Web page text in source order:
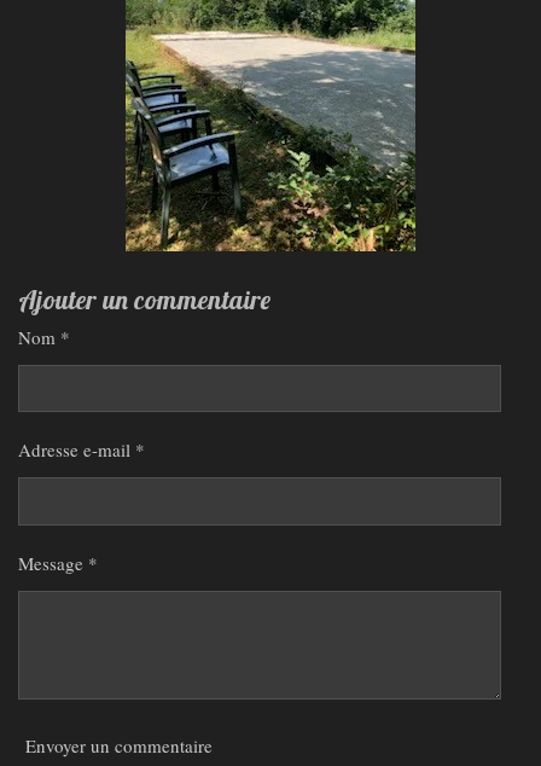
Ajouter un commentaire
Nom *
Adresse e-mail *
Message *
Envoyer un commentaire